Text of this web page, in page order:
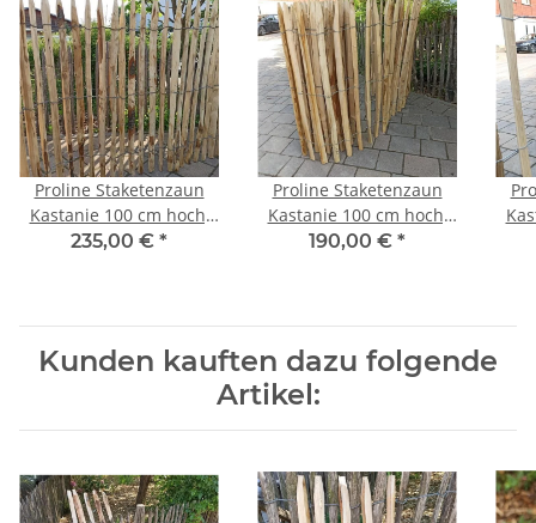
Proline Staketenzaun
Kastanie 100 cm hoch,
10m Länge, Lattabstand
235,00 € *
Proline Staketenzaun
Kastanie 100 cm hoch,
10m-Rolle, Lattabstand
190,00 € *
Kunden kauften dazu folgende
Artikel: